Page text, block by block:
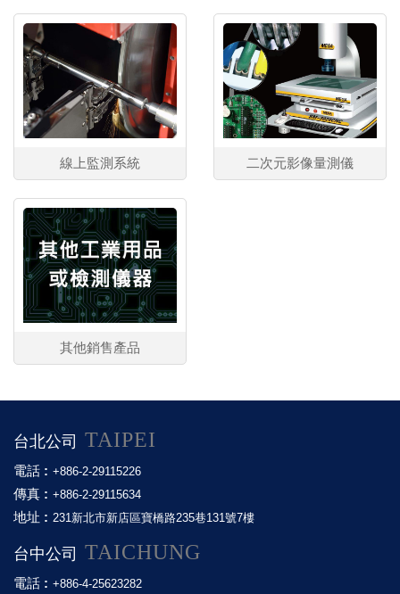
線上監測系統 二次元影像量測儀
其他銷售產品
台北公司 TAIPEI
電話 : +886-2-29115226
傳真 : +886-2-29115634
地址 : 231新北市新店區寶橋路235巷131號7樓
台中公司 TAICHUNG
電話 : +886-4-25623282